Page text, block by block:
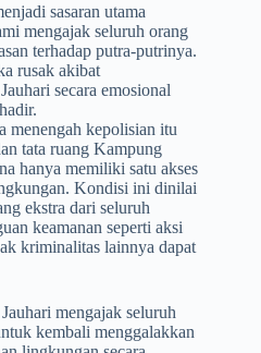
sasaran utama
mengajak seluruh orang
terhadap putra-putrinya.
rusak akibat
secara emosional
menengah kepolisian itu
tata ruang Kampung
hanya memiliki satu akses
Kondisi ini dinilai
ekstra dari seluruh
keamanan seperti aksi
kriminalitas lainnya dapat
mengajak seluruh
kembali menggalakkan